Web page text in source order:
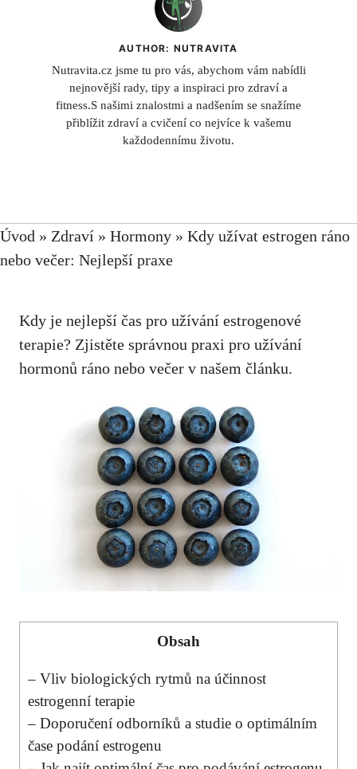
AUTHOR: NUTRAVITA
Nutravita.cz jsme tu pro vás, abychom vám nabídli
nejnovější rady, tipy a inspiraci pro zdraví a
fitness.S našimi znalostmi a nadšením se snažíme
přiblížit zdraví a cvičení co nejvíce k vašemu
každodennímu životu.
Úvod » Zdraví » Hormony » Kdy užívat estrogen ráno
nebo večer: Nejlepší praxe
Kdy je nejlepší čas pro užívání estrogenové
terapie? Zjistěte správnou praxi pro užívání
hormonů ráno nebo večer v našem článku.
Obsah
– Vliv biologických rytmů na účinnost
estrogenní terapie
– Doporučení odborníků a studie o optimálním
čase podání estrogenu